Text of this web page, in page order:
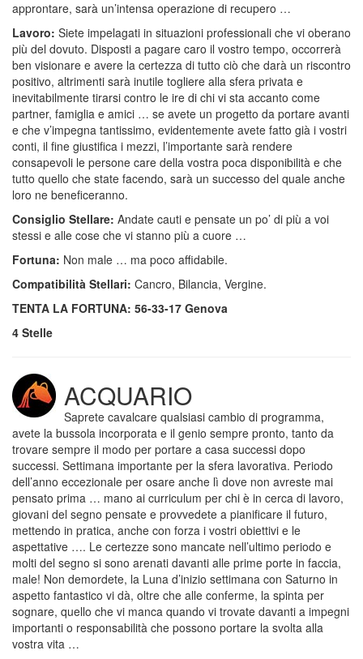
approntare, sarà un’intensa operazione di recupero …
Lavoro: Siete impelagati in situazioni professionali che vi oberano
più del dovuto. Disposti a pagare caro il vostro tempo, occorrerà
ben visionare e avere la certezza di tutto ciò che darà un riscontro
positivo, altrimenti sarà inutile togliere alla sfera privata e
inevitabilmente tirarsi contro le ire di chi vi sta accanto come
partner, famiglia e amici … se avete un progetto da portare avanti
e che v’impegna tantissimo, evidentemente avete fatto già i vostri
conti, il fine giustifica i mezzi, l’importante sarà rendere
consapevoli le persone care della vostra poca disponibilità e che
tutto quello che state facendo, sarà un successo del quale anche
loro ne beneficeranno.
Consiglio Stellare: Andate cauti e pensate un po’ di più a voi
stessi e alle cose che vi stanno più a cuore …
Fortuna: Non male … ma poco affidabile.
Compatibilità Stellari: Cancro, Bilancia, Vergine.
TENTA LA FORTUNA: 56-33-17 Genova
4 Stelle
ACQUARIO
Saprete cavalcare qualsiasi cambio di programma,
avete la bussola incorporata e il genio sempre pronto, tanto da
trovare sempre il modo per portare a casa successi dopo
successi. Settimana importante per la sfera lavorativa. Periodo
dell’anno eccezionale per osare anche lì dove non avreste mai
pensato prima … mano ai curriculum per chi è in cerca di lavoro,
giovani del segno pensate e provvedete a pianificare il futuro,
mettendo in pratica, anche con forza i vostri obiettivi e le
aspettative …. Le certezze sono mancate nell’ultimo periodo e
molti del segno si sono arenati davanti alle prime porte in faccia,
male! Non demordete, la Luna d’inizio settimana con Saturno in
aspetto fantastico vi dà, oltre che alle conferme, la spinta per
sognare, quello che vi manca quando vi trovate davanti a impegni
importanti o responsabilità che possono portare la svolta alla
vostra vita …